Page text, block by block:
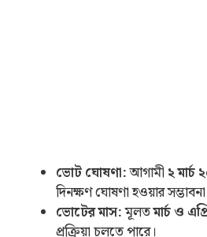
ভোট ঘোষণা:আগামী ২ মার্চ
দিনক্ষণ ঘোষণা হওয়ার
ভোটের মাস:মূলতমার্চ ও
প্রক্রিয়া চলতে পারে।